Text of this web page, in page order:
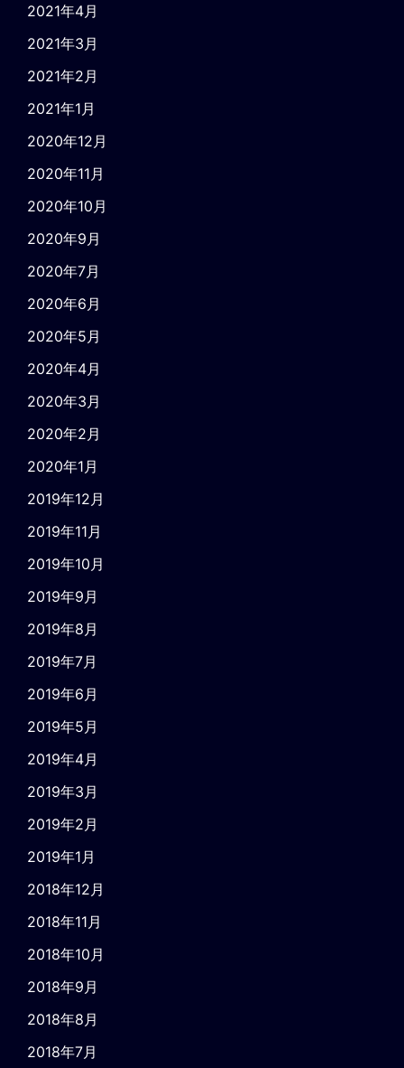
2021年4月
2021年3月
2021年2月
2021年1月
2020年12月
2020年11月
2020年10月
2020年9月
2020年7月
2020年6月
2020年5月
2020年4月
2020年3月
2020年2月
2020年1月
2019年12月
2019年11月
2019年10月
2019年9月
2019年8月
2019年7月
2019年6月
2019年5月
2019年4月
2019年3月
2019年2月
2019年1月
2018年12月
2018年11月
2018年10月
2018年9月
2018年8月
2018年7月